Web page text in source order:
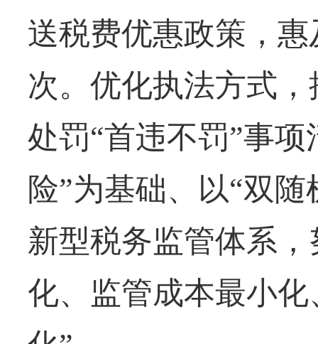
送税费优惠政策，
次。优化执法方式
处罚“首违不罚”事
险”为基础、以“双
新型税务监管体系
化、监管成本最小